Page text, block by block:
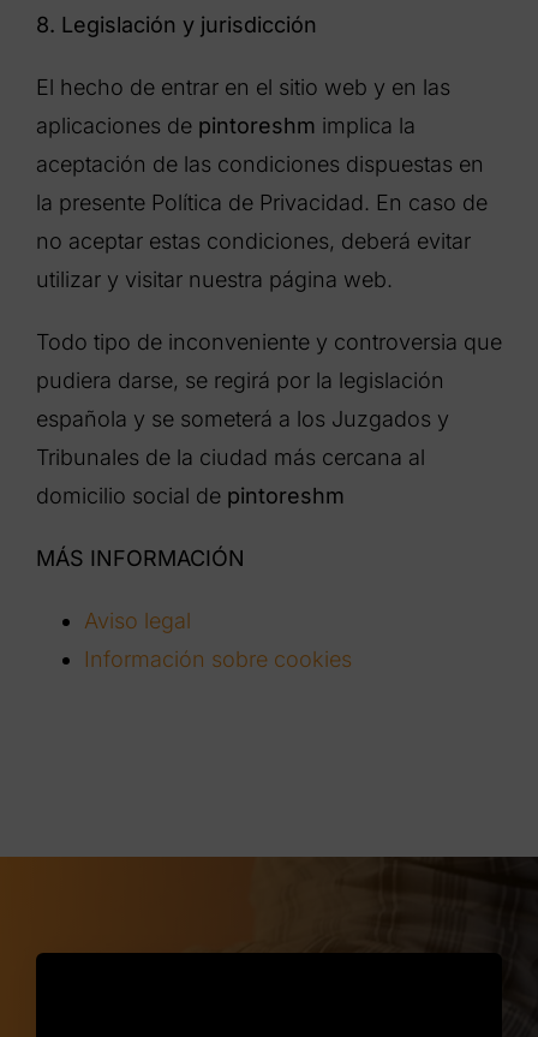
8. Legislación y jurisdicción
El hecho de entrar en el sitio web y en las
aplicaciones de pintoreshm implica la
aceptación de las condiciones dispuestas en
la presente Política de Privacidad. En caso de
no aceptar estas condiciones, deberá evitar
utilizar y visitar nuestra página web.
Todo tipo de inconveniente y controversia que
pudiera darse, se regirá por la legislación
española y se someterá a los Juzgados y
Tribunales de la ciudad más cercana al
domicilio social de pintoreshm
MÁS INFORMACIÓN
Aviso legal
Información sobre cookies